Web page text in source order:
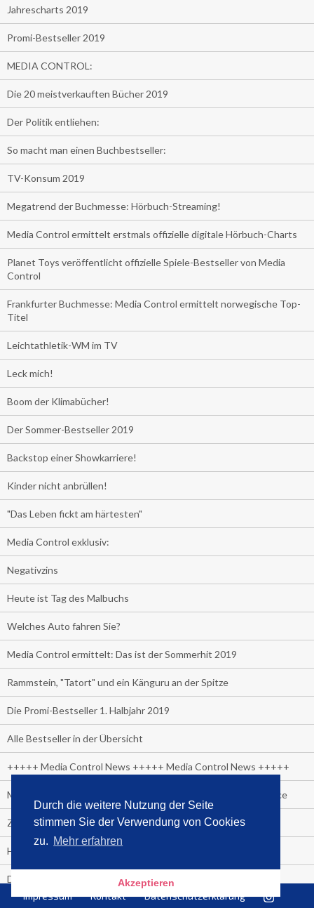
Durch die weitere Nutzung der Seite
stimmen Sie der Verwendung von Cookies
zu. Mehr erfahren
Akzeptieren
Jahrescharts 2019
Promi-Bestseller 2019
MEDIA CONTROL:
Die 20 meistverkauften Bücher 2019
Der Politik entliehen:
So macht man einen Buchbestseller:
TV-Konsum 2019
Megatrend der Buchmesse: Hörbuch-Streaming!
Media Control ermittelt erstmals offizielle digitale Hörbuch-Charts
Planet Toys veröffentlicht offizielle Spiele-Bestseller von Media
Control
Frankfurter Buchmesse: Media Control ermittelt norwegische Top-
Titel
Leichtathletik-WM im TV
Leck mich!
Boom der Klimabücher!
Der Sommer-Bestseller 2019
Backstop einer Showkarriere!
Kinder nicht anbrüllen!
"Das Leben fickt am härtesten"
Media Control exklusiv:
Negativzins
Heute ist Tag des Malbuchs
Welches Auto fahren Sie?
Media Control ermittelt: Das ist der Sommerhit 2019
Rammstein, "Tatort" und ein Känguru an der Spitze
Die Promi-Bestseller 1. Halbjahr 2019
Alle Bestseller in der Übersicht
+++++ Media Control News +++++ Media Control News +++++
Media Control beruft Arnd von Conrady zum Leiter E-Commerce
Zuschauer-Trend der Fußball Frauen WM:
Heute wäre sie 90 Jahre alt geworden.
Das beliebteste Tatort-Duo ist?
Impressum Kontakt Datenschutzerklärung